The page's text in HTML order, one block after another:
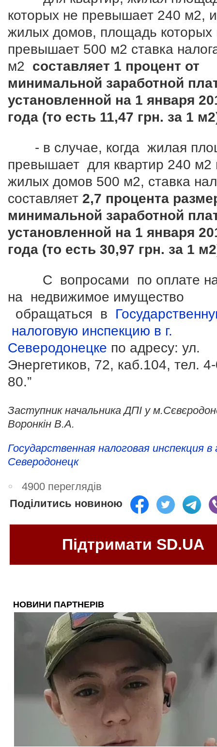
которых не превышает 240 м2,
жилых домов, площадь которых
превышает 500 м2 ставка
м2 составляет 1 процент от
минимальной заработной
установленной на 1 января
года (то есть 11,47 грн. за 1
- в случае, когда жилая
превышает для квартир 240 м2
жилых домов 500 м2, ставка
составляет 2,7 процента
минимальной заработной
установленной на 1 января
года (то есть 30,97 грн. за 1 м2
С вопросами по оплате
на недвижимое имущество
обращаться в
налоговую инспекцию в г.
Северодонецке по адресу: ул.
Энергетиков, 72, каб.104, тел.
80.”
Заступник начальника ДПІ у
Воронкін В.А.
Государственная налоговая инспекция в
Северодонецк
4900 переглядів
Поділитись новиною
Підтримати SD.UA